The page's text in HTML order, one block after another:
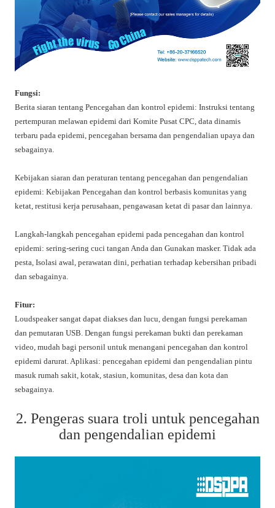
Fungsi:
Berita siaran tentang Pencegahan dan kontrol epidemi: Instruksi tentang
pertempuran melawan epidemi dari Komite Pusat CPC, data dinamis
terbaru pada epidemi, pencegahan bersama dan pengendalian upaya dan
sebagainya.
Kebijakan siaran dan peraturan tentang pencegahan dan pengendalian
epidemi: Kebijakan Pencegahan dan kontrol berbasis komunitas yang
ketat, restitusi kerja perusahaan, pengawasan ketat di pasar dan lainnya.
Langkah-langkah pencegahan epidemi pada pencegahan dan kontrol
epidemi: sering-sering cuci tangan Anda dan Gunakan masker. Tidak ada
pesta, Isolasi awal, perawatan dini, perhatian terhadap kebersihan pribadi
dan sebagainya.
Fitur:
Loudspeaker sangat dapat diakses dan lucu, dengan fungsi perekaman
dan pemutaran USB. Dengan fungsi perekaman bukti dan perekaman
video, mudah bagi personil untuk menangani pencegahan dan kontrol
epidemi darurat. Aplikasi: pencegahan epidemi dan pengendalian pintu
masuk rumah sakit, kotak, stasiun, komunitas, desa dan kota dan
sebagainya.
2. Pengeras suara troli untuk pencegahan
dan pengendalian epidemi